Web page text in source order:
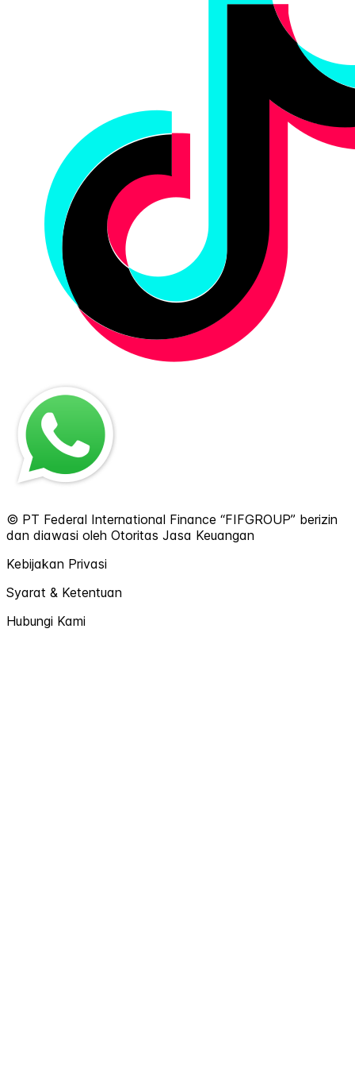
© PT Federal International Finance “FIFGROUP” berizin
dan diawasi oleh Otoritas Jasa Keuangan
Kebijakan Privasi
Syarat & Ketentuan
Hubungi Kami